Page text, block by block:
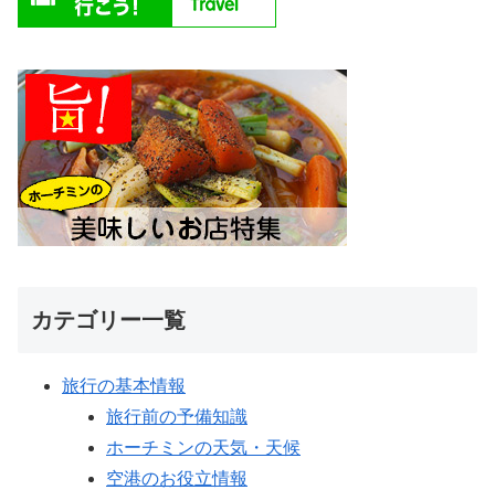
カテゴリー一覧
旅行の基本情報
旅行前の予備知識
ホーチミンの天気・天候
空港のお役立情報